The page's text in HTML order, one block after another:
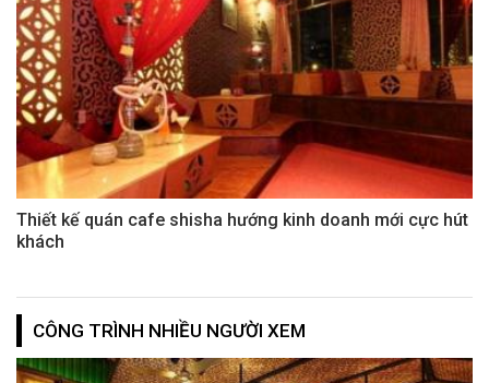
Thiết kế quán cafe shisha hướng kinh doanh mới cực hút
khách
CÔNG TRÌNH NHIỀU NGƯỜI XEM